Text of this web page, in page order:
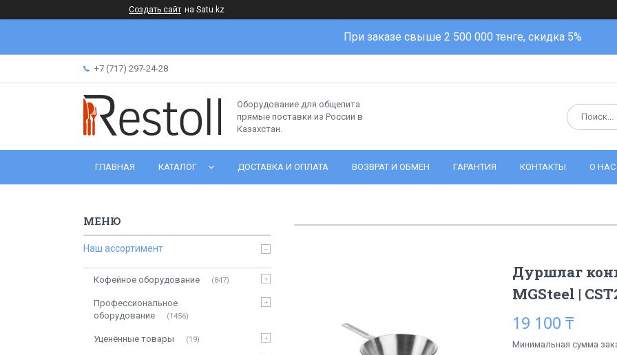
Создать сайт на Satu.kz
При заказе свыше 2 500 000 тенге, скидка 5%
+7 (717) 297-24-28
Оборудование для общепита
прямые поставки из России в
Казахстан.
ГЛАВНАЯ КАТАЛОГ ДОСТАВКА И ОПЛАТА ВОЗВРАТ И ОБМЕН ГАРАНТИЯ КОНТАКТЫ О НАС
Дуршлаг
MGSteel |
19 100 ₸
Минимальная сумма
Наш ассортимент
Кофейное оборудование 847
Профессиональное
оборудование
1456
Уценённые товары 19